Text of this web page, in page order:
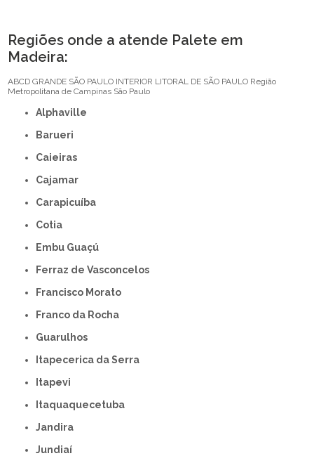
Regiões onde a atende Palete em
Madeira:
ABCD GRANDE SÃO PAULO INTERIOR LITORAL DE SÃO PAULO Região
Metropolitana de Campinas São Paulo
Alphaville
Barueri
Caieiras
Cajamar
Carapicuíba
Cotia
Embu Guaçú
Ferraz de Vasconcelos
Francisco Morato
Franco da Rocha
Guarulhos
Itapecerica da Serra
Itapevi
Itaquaquecetuba
Jandira
Jundiaí